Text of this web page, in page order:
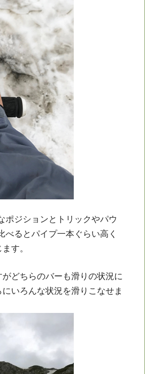
ポジションとトリックやパウ
べるとパイプ一本ぐらい高く
す。
どちらのバーも滑りの状況に
いろんな状況を滑りこなせま